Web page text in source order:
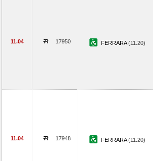
11.04 17950 FERRARA(11.20)
11.04 17948 FERRARA(11.20)